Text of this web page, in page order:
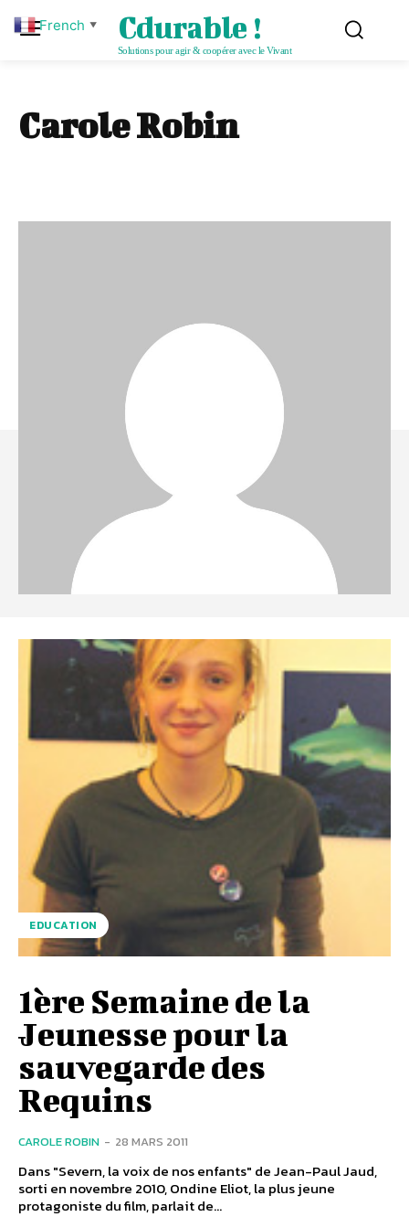
Cdurable !
Solutions pour agir & coopérer avec le Vivant
Carole Robin
EDUCATION
1ère Semaine de la
Jeunesse pour la
sauvegarde des
Requins
CAROLE ROBIN - 28 MARS 2011
Dans "Severn, la voix de nos enfants" de Jean-Paul Jaud,
sorti en novembre 2010, Ondine Eliot, la plus jeune
protagoniste du film, parlait de...
French ▼